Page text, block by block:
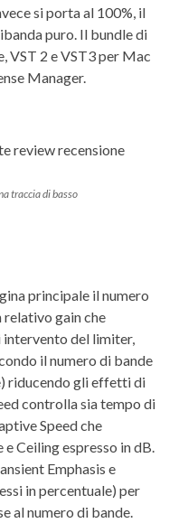
si porta al 100%, il
puro. Il bundle di
VST 2 e VST3 per Mac
Manager.
traccia di basso
principale il numero
relativo gain che
del limiter,
il numero di bande
riducendo gli effetti di
controlla sia tempo di
Speed che
Ceiling espresso in dB.
Emphasis e
in percentuale) per
al numero di bande.